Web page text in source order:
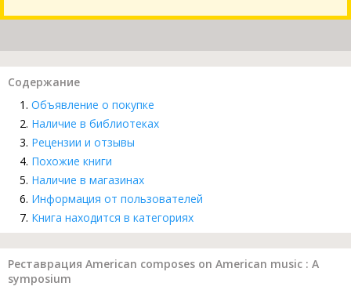
Содержание
Объявление о покупке
Наличие в библиотеках
Рецензии и отзывы
Похожие книги
Наличие в магазинах
Информация от пользователей
Книга находится в категориях
Реставрация American composes on American music : A
symposium